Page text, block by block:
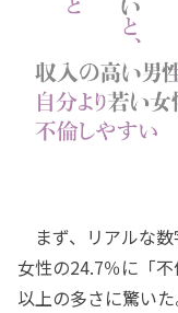
まず、リアルな
女性の24.7％に「
以上の多さに驚い